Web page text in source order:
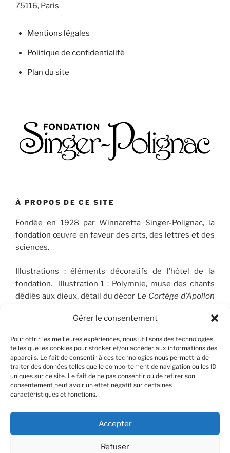
Gérer le consentement
Pour offrir les meilleures expériences, nous utilisons des technologies
telles que les cookies pour stocker et/ou accéder aux informations des
appareils. Le fait de consentir à ces technologies nous permettra de
traiter des données telles que le comportement de navigation ou les ID
uniques sur ce site. Le fait de ne pas consentir ou de retirer son
consentement peut avoir un effet négatif sur certaines
caractéristiques et fonctions.
Accepter
Refuser
75116, Paris
Mentions légales
Politique de confidentialité
Plan du site
À PROPOS DE CE SITE
Fondée en 1928 par Winnaretta Singer-Polignac, la
fondation œuvre en faveur des arts, des lettres et des
sciences.
Illustrations : éléments décoratifs de l’hôtel de la
fondation. Illustration 1 : Polymnie, muse des chants
dédiés aux dieux, détail du décor Le Cortège d’Apollon
orne le plafond du Salon de musique. © FSP/OLG
RECHERCHER
Recherche
pour
:
InstagramContact